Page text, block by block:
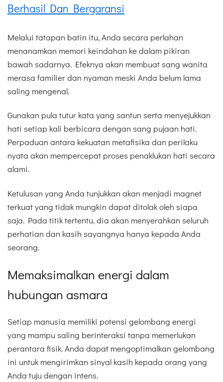
Berhasil Dan Bergaransi
Melalui tatapan batin itu, Anda secara perlahan
menanamkan memori keindahan ke dalam pikiran
bawah sadarnya. Efeknya akan membuat sang wanita
merasa familier dan nyaman meski Anda belum lama
saling mengenal.
Gunakan pula tutur kata yang santun serta menyejukkan
hati setiap kali berbicara dengan sang pujaan hati.
Perpaduan antara kekuatan metafisika dan perilaku
nyata akan mempercepat proses penaklukan hati secara
alami.
Ketulusan yang Anda tunjukkan akan menjadi magnet
terkuat yang tidak mungkin dapat ditolak oleh siapa
saja. Pada titik tertentu, dia akan menyerahkan seluruh
perhatian dan kasih sayangnya hanya kepada Anda
seorang.
Memaksimalkan energi dalam
hubungan asmara
Setiap manusia memiliki potensi gelombang energi
yang mampu saling berinteraksi tanpa memerlukan
perantara fisik. Anda dapat mengoptimalkan gelombang
ini untuk mengirimkan sinyal kasih kepada orang yang
Anda tuju dengan intens.